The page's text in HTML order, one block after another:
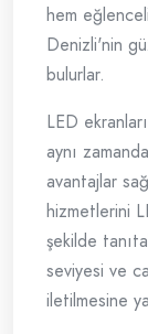
hem
Denizli'nin
bulurlar.
LED
aynı
avantajlar
hizmetlerini
şekilde
seviyesi ve
iletilmesine